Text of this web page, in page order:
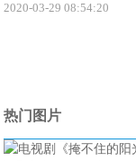
2020-03-29 08:54:20
热门图片